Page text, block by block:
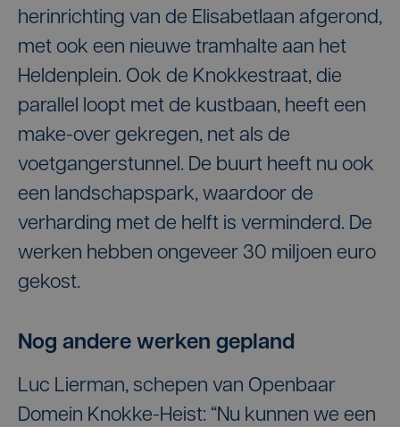
herinrichting van de Elisabetlaan afgerond,
met ook een nieuwe tramhalte aan het
Heldenplein. Ook de Knokkestraat, die
parallel loopt met de kustbaan, heeft een
make-over gekregen, net als de
voetgangerstunnel. De buurt heeft nu ook
een landschapspark, waardoor de
verharding met de helft is verminderd. De
werken hebben ongeveer 30 miljoen euro
gekost.
Nog andere werken gepland
Luc Lierman, schepen van Openbaar
Domein Knokke-Heist: “Nu kunnen we een